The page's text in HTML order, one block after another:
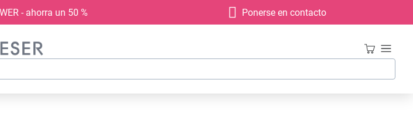
- ahorra un 50 % Ponerse en contacto